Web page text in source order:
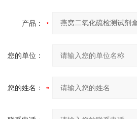
产品：
您的单位：
您的姓名：